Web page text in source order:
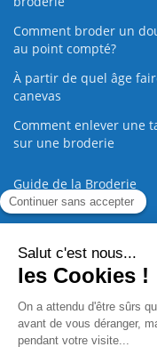
Comment broder un
au point compté?
À partir de quel âge
canevas
Comment enlever une
sur une broderie
Guide de la Broderie
Commande Papier |